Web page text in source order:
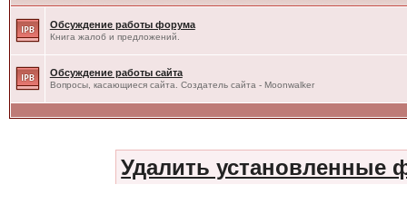
Обсуждение работы форума
Книга жалоб и предложений.
Обсуждение работы сайта
Вопросы, касающиеся сайта. Создатель сайта - Moonwalker
Удалить установленные